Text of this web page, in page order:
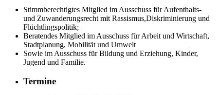
Stimmberechtigtes Mitglied im Ausschuss für Aufenthalts-
und Zuwanderungsrecht mit Rassismus,Diskriminierung und
Flüchtlingspolitik;
Beratendes Mitglied im Ausschuss für Arbeit und Wirtschaft,
Stadtplanung, Mobilität und Umwelt
Sowie im Ausschuss für Bildung und Erziehung, Kinder,
Jugend und Familie.
Termine